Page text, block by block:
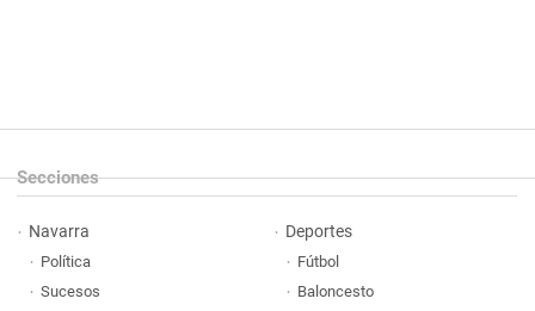
Secciones
Navarra
Política
Sucesos
Deportes
Fútbol
Baloncesto